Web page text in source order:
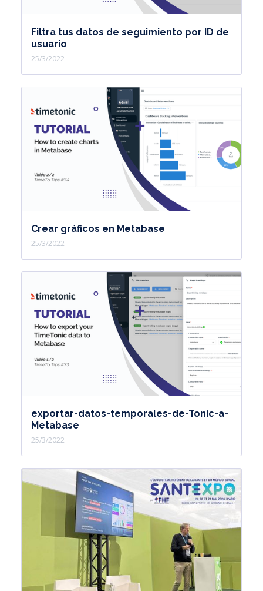
Filtra tus datos de seguimiento por ID de
usuario
25/3/2022
Crear gráficos en Metabase
25/3/2022
exportar-datos-temporales-de-Tonic-a-
Metabase
25/3/2022